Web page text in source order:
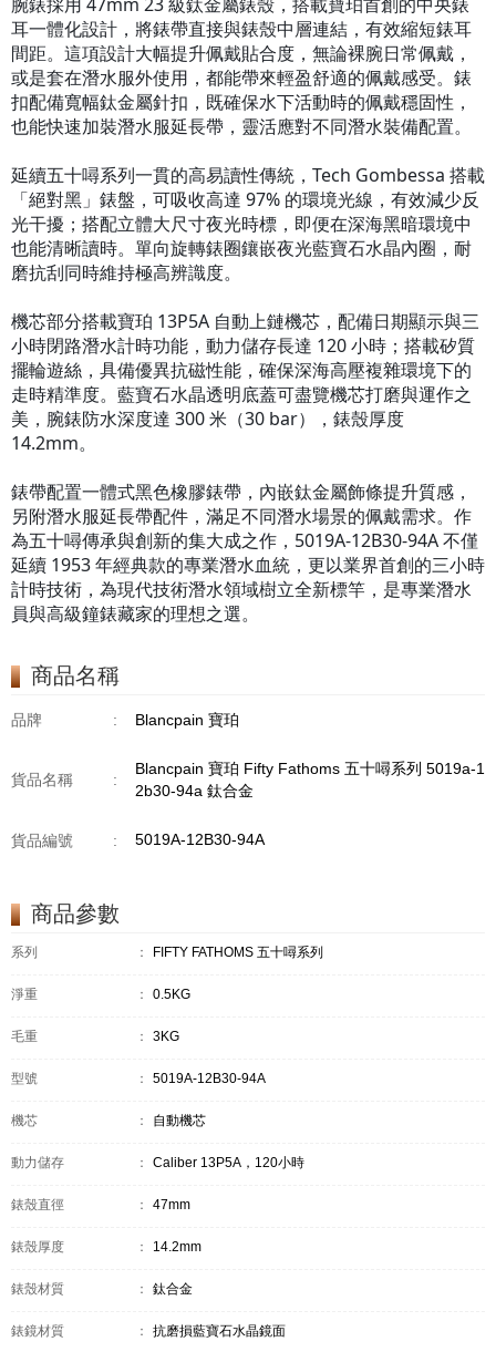
耳一體化設計，將錶帶直接與錶殼中層連結，有效縮短錶耳
間距。這項設計大幅提升佩戴貼合度，無論裸腕日常佩戴，
或是套在潛水服外使用，都能帶來輕盈舒適的佩戴感受。錶
扣配備寬幅鈦金屬針扣，既確保水下活動時的佩戴穩固性，
也能快速加裝潛水服延長帶，靈活應對不同潛水裝備配置。
延續五十噚系列一貫的高易讀性傳統，Tech Gombessa 搭載
「絕對黑」錶盤，可吸收高達 97% 的環境光線，有效減少反
光干擾；搭配立體大尺寸夜光時標，即便在深海黑暗環境中
也能清晰讀時。單向旋轉錶圈鑲嵌夜光藍寶石水晶內圈，耐
磨抗刮同時維持極高辨識度。
機芯部分搭載寶珀 13P5A 自動上鏈機芯，配備日期顯示與三
小時閉路潛水計時功能，動力儲存長達 120 小時；搭載矽質
擺輪遊絲，具備優異抗磁性能，確保深海高壓複雜環境下的
走時精準度。藍寶石水晶透明底蓋可盡覽機芯打磨與運作之
美，腕錶防水深度達 300 米（30 bar），錶殼厚度
14.2mm。
錶帶配置一體式黑色橡膠錶帶，內嵌鈦金屬飾條提升質感，
另附潛水服延長帶配件，滿足不同潛水場景的佩戴需求。作
為五十噚傳承與創新的集大成之作，5019A-12B30-94A 不僅
延續 1953 年經典款的專業潛水血統，更以業界首創的三小時
計時技術，為現代技術潛水領域樹立全新標竿，是專業潛水
員與高級鐘錶藏家的理想之選。
商品名稱
品牌 : Blancpain 寶珀
貨品名稱 :
Blancpain 寶珀 Fifty Fathoms 五十噚系列 5019a-1
2b30-94a 鈦合金
貨品編號 : 5019A-12B30-94A
商品參數
系列 ： FIFTY FATHOMS 五十噚系列
淨重 ： 0.5KG
毛重 ： 3KG
型號 ： 5019A-12B30-94A
機芯 ： 自動機芯
動力儲存 ： Caliber 13P5A，120小時
錶殼直徑 ： 47mm
錶殼厚度 ： 14.2mm
錶殼材質 ： 鈦合金
錶鏡材質 ： 抗磨損藍寶石水晶鏡面